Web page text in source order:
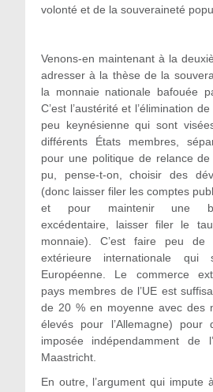
volonté et de la souveraineté
Venons-en maintenant à la
adresser à la thèse de la
la monnaie nationale bafouée
C’est l’austérité et l’élimination
peu keynésienne qui sont
différents États membres,
pour une politique de relance de
pu, pense-t-on, choisir des
(donc laisser filer les comptes
et pour maintenir une
excédentaire, laisser filer le
monnaie). C’est faire peu
extérieure internationale qui
Européenne. Le commerce
pays membres de l’UE est
de 20 % en moyenne avec des
élevés pour l’Allemagne) pour
imposée indépendamment de
Maastricht.
En outre, l’argument qui impute